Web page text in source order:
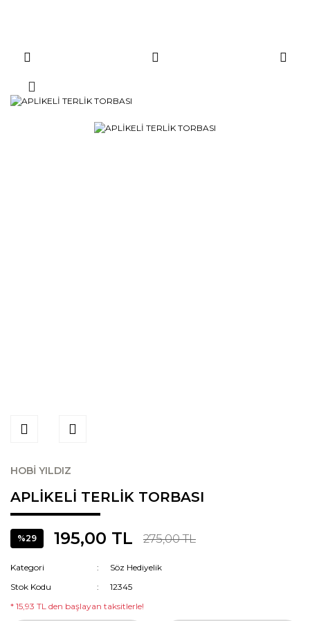
HOBİ YILDIZ
APLİKELİ TERLİK TORBASI
%29 195,00 TL 275,00 TL
Kategori
Söz Hediyelik
Stok Kodu
12345
* 15,93 TL den başlayan taksitlerle!